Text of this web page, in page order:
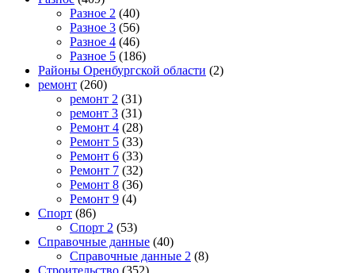
Разное 2 (40)
Разное 3 (56)
Разное 4 (46)
Разное 5 (186)
Районы Оренбургской области (2)
ремонт (260)
ремонт 2 (31)
ремонт 3 (31)
Ремонт 4 (28)
Ремонт 5 (33)
Ремонт 6 (33)
Ремонт 7 (32)
Ремонт 8 (36)
Ремонт 9 (4)
Спорт (86)
Спорт 2 (53)
Справочные данные (40)
Справочные данные 2 (8)